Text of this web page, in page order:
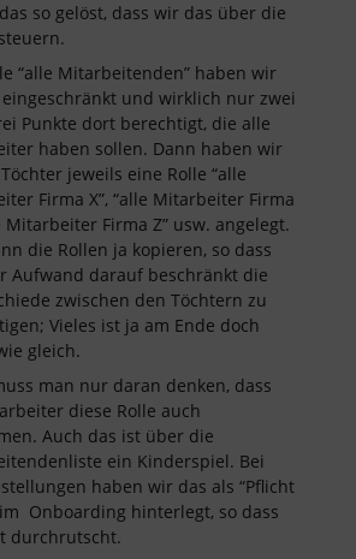
so gelöst, dass wir das über die
“alle Mitarbeitenden” haben wir
eingeschränkt und wirklich nur zwei
Punkte dort berechtigt, die alle
haben sollen. Dann haben wir
jeweils eine Rolle “alle
Firma X”, “alle Mitarbeiter Firma
Mitarbeiter Firma Z” usw. angelegt.
die Rollen ja kopieren, so dass
Aufwand darauf beschränkt die
zwischen den Töchtern zu
Vieles ist ja am Ende doch
gleich.
man nur daran denken, dass
diese Rolle auch
Auch das ist über die
ein Kinderspiel. Bei
haben wir das als “Pflicht
im Onboarding hinterlegt, so dass
durchrutscht.